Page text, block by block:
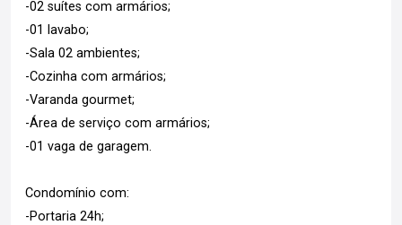
-02 suítes com armários;
-01 lavabo;
-Sala 02 ambientes;
-Cozinha com armários;
-Varanda gourmet;
-Área de serviço com armários;
-01 vaga de garagem.
Condomínio com:
-Portaria 24h;